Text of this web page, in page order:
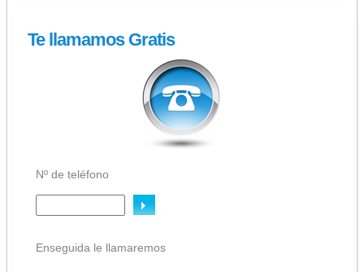
Te llamamos Gratis
Nº de teléfono
Enseguida le llamaremos